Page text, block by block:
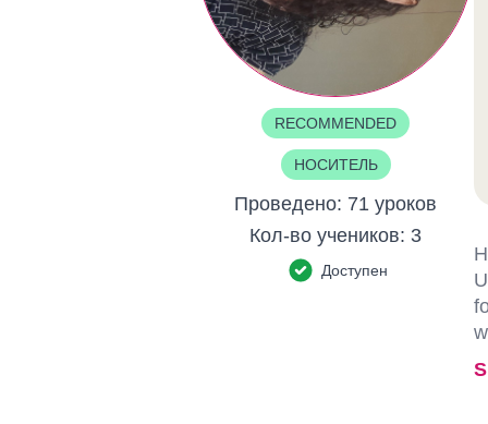
RECOMMENDED
НОСИТЕЛЬ
Проведено: 71 уроков
Кол-во учеников: 3
Доступен